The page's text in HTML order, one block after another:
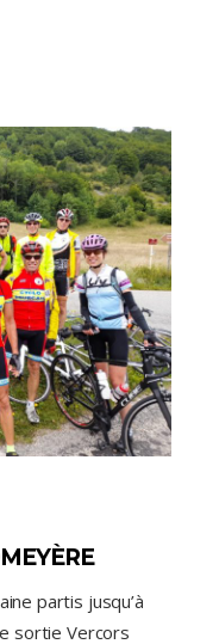
partis jusqu’à
sortie Vercors